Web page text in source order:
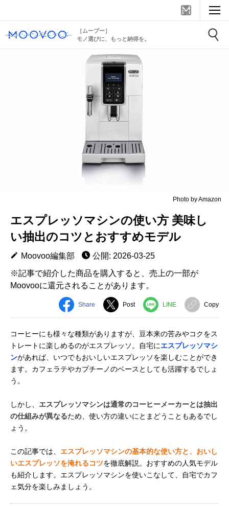
［ムーブー］
モノ選びに、もっと納得を。
Photo by Amazon
エスプレッソマシンの使い方 美味し
い抽出のコツとおすすめモデル
Moovoo編集部
公開: 2026-03-25
※記事で紹介した商品を購入すると、売上の一部が
Moovooに還元されることがあります。
Share Post LINE Copy
コーヒーにも様々な種類がありますが、豆本来の苦みやコクをス
トレートに楽しめるのがエスプレッソ。自宅にエスプレッソマシ
ンがあれば、いつでもおいしいエスプレッソを楽しむことができ
ます。カフェラテやカプチーノのベースとしても活躍するでしょ
う。
しかし、 エスプレッソマシンは通常のコーヒーメーカーとは抽出
の仕組みが異なるため、使い方の違いにとまどうこともあるでし
ょう。
この記事では、 エスプレッソマシンの基本的な使い方と、おいし
いエスプレッソを淹れるコツを徹底解説。おすすめの人気モデル
も紹介します。エスプレッソマシンを使いこなして、自宅でカフ
ェ気分を楽しみましょう。